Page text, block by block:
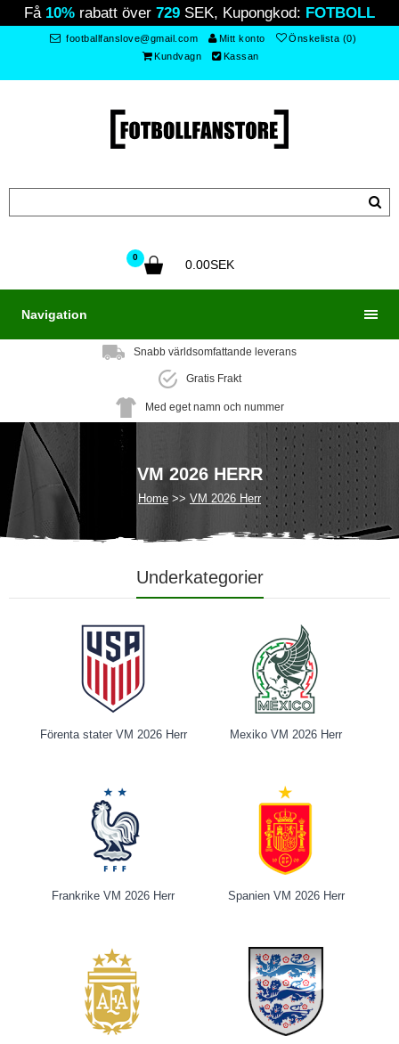
Få 10% rabatt över 729 SEK, Kupongkod: FOTBOLL
footballfanslove@gmail.com Mitt konto
Önskelista (0)
Kundvagn
Kassan
0
0.00SEK
Navigation
Snabb världsomfattande leverans
Gratis Frakt
Med eget namn och nummer
VM 2026 HERR
Home VM 2026 Herr
Underkategorier
Förenta stater VM 2026 Herr Mexiko VM 2026 Herr
Frankrike VM 2026 Herr Spanien VM 2026 Herr